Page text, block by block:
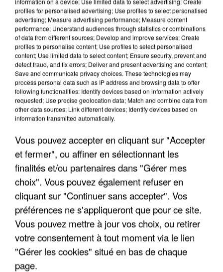
APRÈS TOUTES CES CANICULES, LES REFUGES
DE FAUNE SAUVAGE SONT...
profiles for personalised advertising; Use profiles to select personalised
advertising; Measure advertising performance; Measure content
performance; Understand audiences through statistics or combinations
of data from different sources; Develop and improve services; Create
profiles to personalise content; Use profiles to select personalised
content; Use limited data to select content; Ensure security, prevent and
detect fraud, and fix errors; Deliver and present advertising and content;
Save and communicate privacy choices. These technologies may
process personal data such as IP address and browsing data to offer
following functionalities: Identify devices based on information actively
requested; Use precise geolocation data; Match and combine data from
other data sources; Link different devices; Identify devices based on
information transmitted automatically.
Vous pouvez accepter en cliquant sur "Accepter
et fermer", ou affiner en sélectionnant les
finalités et/ou partenaires dans "Gérer mes
choix". Vous pouvez également refuser en
cliquant sur "Continuer sans accepter". Vos
préférences ne s'appliqueront que pour ce site.
Vous pouvez mettre à jour vos choix, ou retirer
votre consentement à tout moment via le lien
"Gérer les cookies" situé en bas de chaque
page.